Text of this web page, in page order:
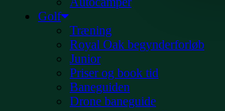
Golf
Træning
Royal Oak begynderforløb
Junior
Priser og book tid
Baneguiden
Drone baneguide